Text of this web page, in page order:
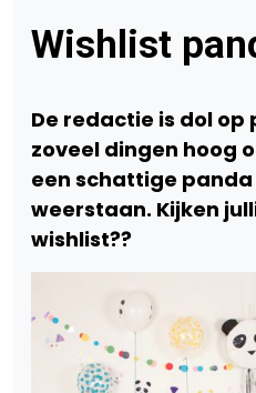
Wishlist
De redactie is dol op
zoveel dingen hoog
een schattige panda
weerstaan. Kijken
wishlist??